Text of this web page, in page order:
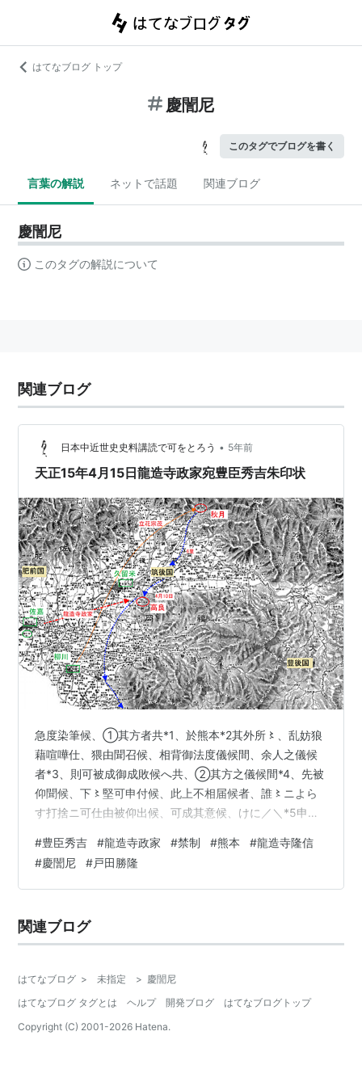
はてなブログ トップ
慶誾尼
このタグでブログを書く
言葉の解説 ネットで話題 関連ブログ
慶誾尼
このタグの解説について
関連ブログ
日本中近世史史料講読で可をとろう • 5年前
天正15年4月15日龍造寺政家宛豊臣秀吉朱印状
急度染筆候、①其方者共*1、於熊本*2其外所〻、乱妨狼
藉喧嘩仕、猥由聞召候、相背御法度儀候間、余人之儀候
者*3、則可被成御成敗候へ共、②其方之儀候間*4、先被
仰聞候、下〻堅可申付候、此上不相届候者、誰〻ニよら
す打捨ニ可仕由被仰出候、可成其意候、けに／＼*5申付
戸田民部少輔*8可申候也、 卯月十五日*9（朱印） 龍造
寺民部大夫［ ］*10 （三、2156号） （書き下し文） き
っと染筆候、①そのほうの者ども、熊本・そのほかの
し候、御法度にあい背く儀に候あいだ、余人の儀にそう
らわば、すなわち御成…
#豊臣秀吉 #龍造寺政家 #禁制 #熊本 #龍造寺隆信
#慶誾尼 #戸田勝隆
関連ブログ
はてなブログ > 未指定 > 慶誾尼
はてなブログ タグとは
ヘルプ 開発ブログ
はてなブログトップ
Copyright (C) 2001-2026 Hatena.